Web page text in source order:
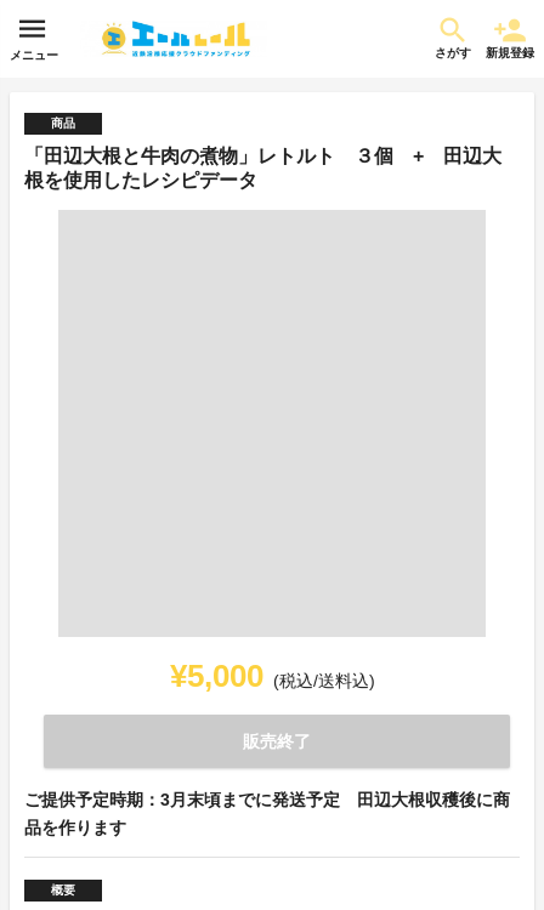
メニュー さがす 新規登録
商品
「田辺大根と牛肉の煮物」レトルト ３個 + 田辺大
根を使用したレシピデータ
¥5,000 (税込/送料込)
販売終了
ご提供予定時期：3月末頃までに発送予定 田辺大根収穫後に商
品を作ります
概要